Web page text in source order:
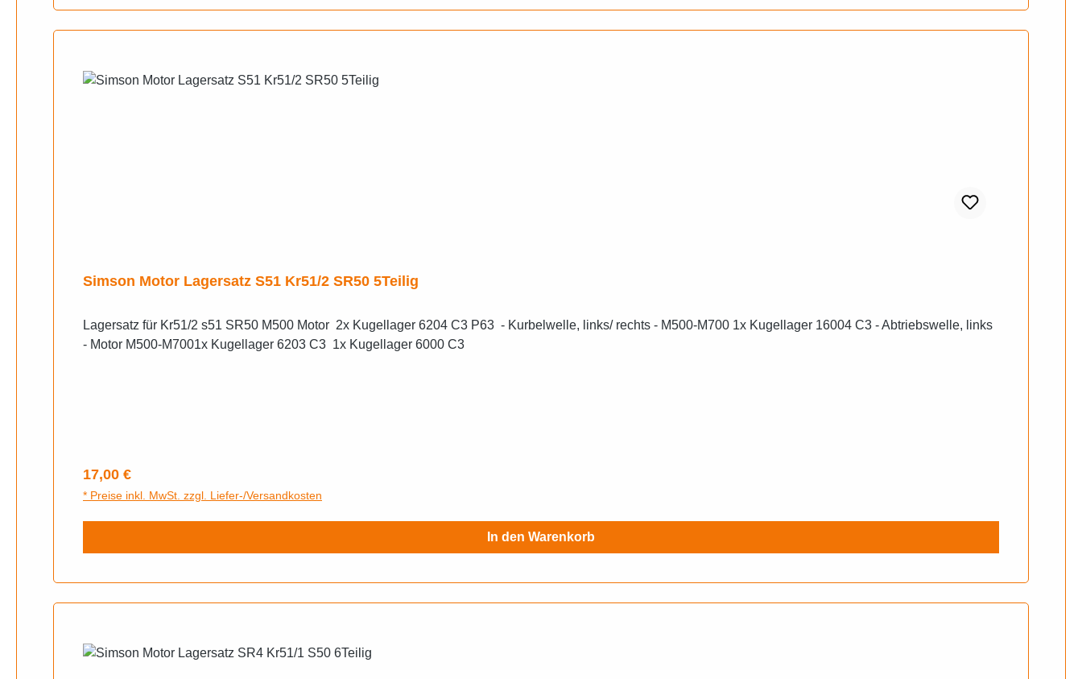
Simson Motor Lagersatz S51 Kr51/2 SR50 5Teilig
Lagersatz für Kr51/2 s51 SR50 M500 Motor 2x Kugellager 6204 C3 P63 - Kurbelwelle, links/ rechts - M500-M700 1x Kugellager 16004 C3 - Abtriebswelle, links
- Motor M500-M7001x Kugellager 6203 C3 1x Kugellager 6000 C3
Regulärer Preis:
17,00 €
* Preise inkl. MwSt. zzgl. Liefer-/Versandkosten
In den Warenkorb